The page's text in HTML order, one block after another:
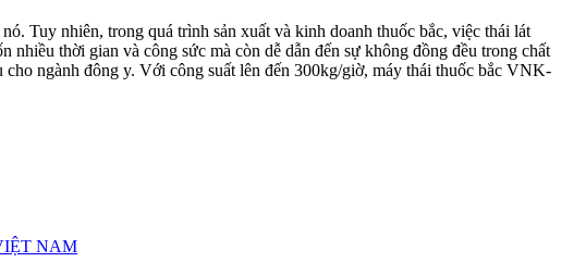
Tuy nhiên, trong quá trình sản xuất và kinh doanh thuốc bắc, việc thái lát
thời gian và công sức mà còn dễ dẫn đến sự không đồng đều trong chất
ngành đông y. Với công suất lên đến 300kg/giờ, máy thái thuốc bắc VNK-
NAM